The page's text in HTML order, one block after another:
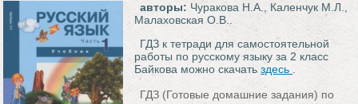
авторы: Чуракова Н.А., Каленчук М.Л.,
Малаховская О.В..
ГДЗ к тетради для самостоятельной
работы по русскому языку за 2 класс
Байкова можно скачатьздесь
ГДЗ (Готовые домашние задания) по